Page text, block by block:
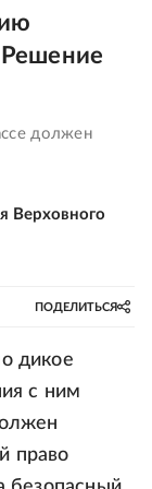
Решение
должен
Верховного
ПОДЕЛИТЬСЯ
дикое
с ним
право